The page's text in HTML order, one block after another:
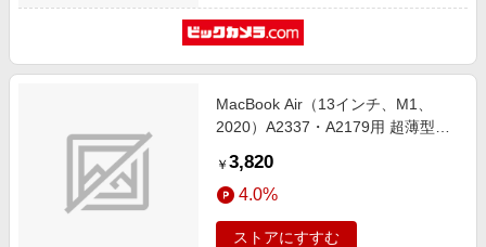
MacBook Air（13インチ、M1、
2020）A2337・A2179用 超薄型保
ー LG-MCAR13-ST-GY
￥ 3,820
4.0%
ストアにすすむ